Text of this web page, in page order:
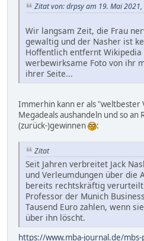
Zitat von: drpsy am 19. Mai
Wir langsam Zeit, die Frau
gewaltig und der Nasher ist
Hoffentlich entfernt Wikipedia
werbewirksame Foto von ihr
ihrer Seite...
Immerhin kann er als
Megadeals aushandeln und so an
(zurück-)gewinnen
:
Zitat
Seit Jahren verbreitet Jack
und Verleumdungen über die
bereits rechtskräftig
Professor der Munich
Tausend Euro zahlen, wenn
über ihn löscht.
https://www.mba-journal.de/